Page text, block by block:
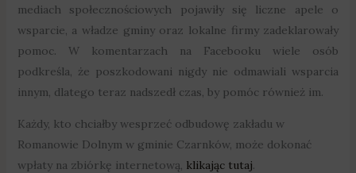
mediach społecznościowych pojawiły się liczne apele o
wsparcie, a władze gminy oraz lokalne firmy zadeklarowały
pomoc. W komentarzach na Facebooku wiele osób
podkreśla, że poszkodowani nigdy nie odmawiali wsparcia
innym, dlatego teraz nadszedł czas, by pomóc również im.
Każdy, kto chciałby wesprzeć odbudowę zakładu w
Romanowie Dolnym w gminie Czarnków, może dokonać
wpłaty na zbiórkę internetową, klikając tutaj.